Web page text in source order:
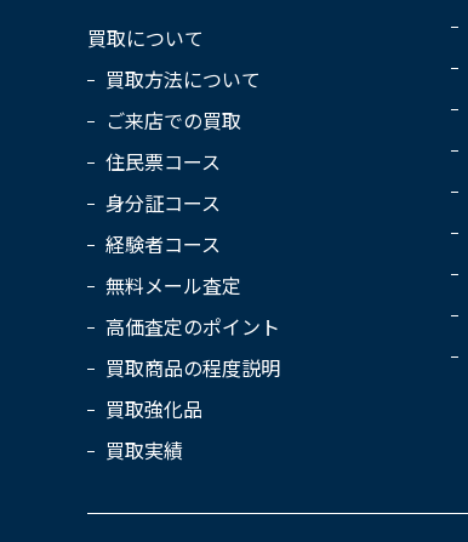
買取について
買取方法について
ご来店での買取
住民票コース
身分証コース
経験者コース
無料メール査定
高価査定のポイント
買取商品の程度説明
買取強化品
買取実績